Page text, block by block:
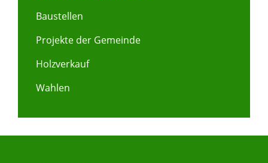
Baustellen
Projekte der Gemeinde
Holzverkauf
Wahlen